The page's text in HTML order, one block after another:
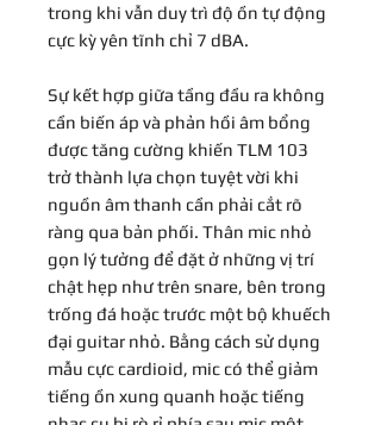
trong khi vẫn duy trì độ ồn tự động
cực kỳ yên tĩnh chỉ 7 dBA.
Sự kết hợp giữa tầng đầu ra không
cần biến áp và phản hồi âm bổng
được tăng cường khiến TLM 103
trở thành lựa chọn tuyệt vời khi
nguồn âm thanh cần phải cắt rõ
ràng qua bản phối. Thân mic nhỏ
gọn lý tưởng để đặt ở những vị trí
chật hẹp như trên snare, bên trong
trống đá hoặc trước một bộ khuếch
đại guitar nhỏ. Bằng cách sử dụng
mẫu cực cardioid, mic có thể giảm
tiếng ồn xung quanh hoặc tiếng